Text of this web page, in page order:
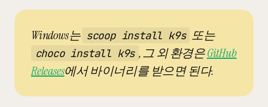
Windows는 scoop install k9s 또는
choco install k9s , 그 외 환경은GitHub
Releases에서 바이너리를 받으면 된다.